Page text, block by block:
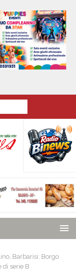
Barbarisi: Borgo
di serie B